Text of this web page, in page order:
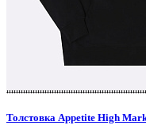
Толстовка Appetite High